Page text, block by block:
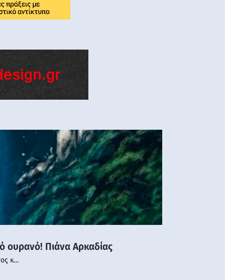
ουρανό! Πιάνα Αρκαδίας
κ…